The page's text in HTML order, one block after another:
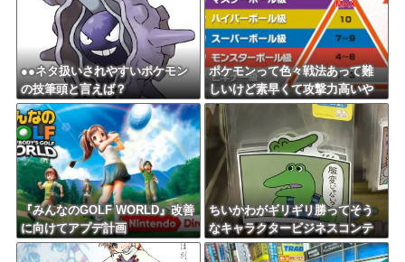
●●ネタ扱いされやすいポケモン
の技筆頭と言えば？
ポケモンって色々戦法あって難
しいけど素早くて攻撃力高いや
つだけでパーティ組んだら適当
にやっても勝てるんじゃね？
『みんなのGOLF WORLD』改善
に向けてアプデ計画
ちいかわがギリギリ勝ってそう
なキャラクタービジネスコンテ
ンツ